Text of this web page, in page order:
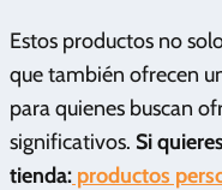
Estos productos no
que también ofrecen
para quienes buscan
significativos. Si
tienda: productos